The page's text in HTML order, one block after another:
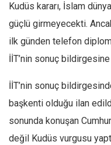
Kudüs kararı, İslam
güçlü girmeyecekti.
ilk günden telefon
İİT’nin sonuç bildirgesine
İİT’nin sonuç
başkenti olduğu ilan
sonunda konuşan
değil Kudüs vurgusu